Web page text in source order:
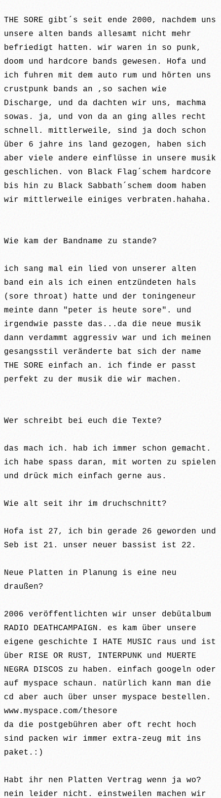
THE SORE gibt´s seit ende 2000, nachdem uns
unsere alten bands allesamt nicht mehr
befriedigt hatten. wir waren in so punk,
doom und hardcore bands gewesen. Hofa und
ich fuhren mit dem auto rum und hörten uns
crustpunk bands an ,so sachen wie
Discharge, und da dachten wir uns, machma
sowas. ja, und von da an ging alles recht
schnell. mittlerweile, sind ja doch schon
über 6 jahre ins land gezogen, haben sich
aber viele andere einflüsse in unsere musik
geschlichen. von Black Flag´schem hardcore
bis hin zu Black Sabbath´schem doom haben
wir mittlerweile einiges verbraten.hahaha.
Wie kam der Bandname zu stande?
ich sang mal ein lied von unserer alten
band ein als ich einen entzündeten hals
(sore throat) hatte und der toningeneur
meinte dann "peter is heute sore". und
irgendwie passte das...da die neue musik
dann verdammt aggressiv war und ich meinen
gesangsstil veränderte bat sich der name
THE SORE einfach an. ich finde er passt
perfekt zu der musik die wir machen.
Wer schreibt bei euch die Texte?
das mach ich. hab ich immer schon gemacht.
ich habe spass daran, mit worten zu spielen
und drück mich einfach gerne aus.
Wie alt seit ihr im druchschnitt?
Hofa ist 27, ich bin gerade 26 geworden und
Seb ist 21. unser neuer bassist ist 22.
Neue Platten in Planung is eine neu
draußen?
2006 veröffentlichten wir unser debütalbum
RADIO DEATHCAMPAIGN. es kam über unsere
eigene geschichte I HATE MUSIC raus und ist
über RISE OR RUST, INTERPUNK und MUERTE
NEGRA DISCOS zu haben. einfach googeln oder
auf myspace schaun. natürlich kann man die
cd aber auch über unser myspace bestellen.
www.myspace.com/thesore
da die postgebühren aber oft recht hoch
sind packen wir immer extra-zeug mit ins
paket.:)
Habt ihr nen Platten Vertrag wenn ja wo?
nein leider nicht. einstweilen machen wir